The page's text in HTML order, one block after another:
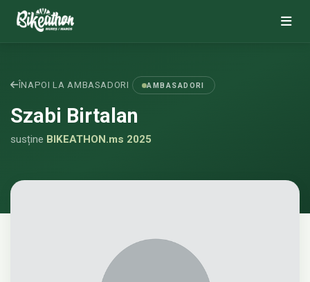
ÎNAPOI LA AMBASADORI AMBASADORI
Szabi Birtalan
susține BIKEATHON.ms 2025